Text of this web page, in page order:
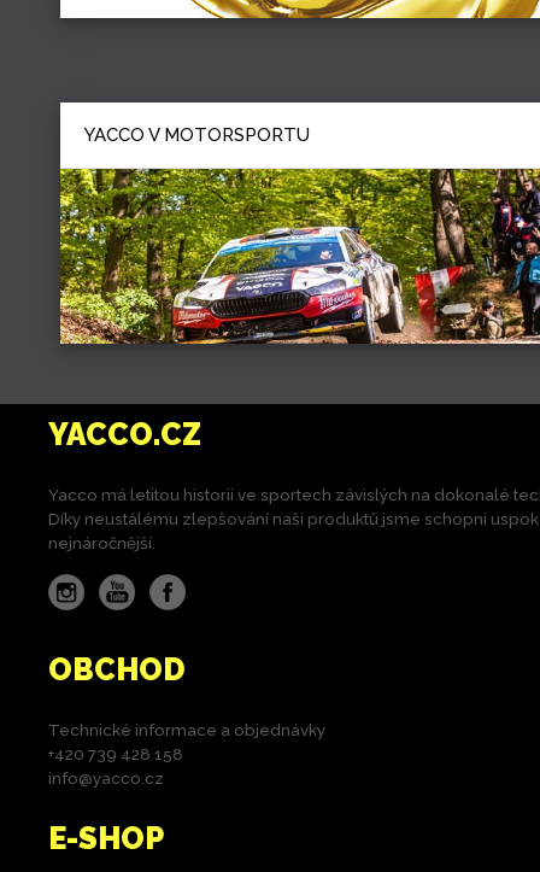
YACCO V MOTORSPORTU
YACCO.CZ
Yacco má letitou historii ve sportech závislých na dokonalé
Díky neustálému zlepšování naši produktů jsme schopni
nejnáročnější.
OBCHOD
Technické informace a objednávky
+420 739 428 158
info@yacco.cz
E-SHOP